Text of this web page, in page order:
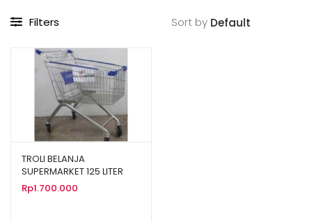
Filters Sort by
TROLI BELANJA
SUPERMARKET 125 LITER
TIPE TS-125L
Rp1.700.000